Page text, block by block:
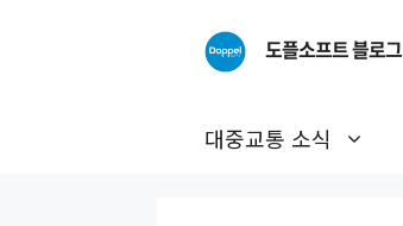
도플소프트 블로그
대중교통 소식